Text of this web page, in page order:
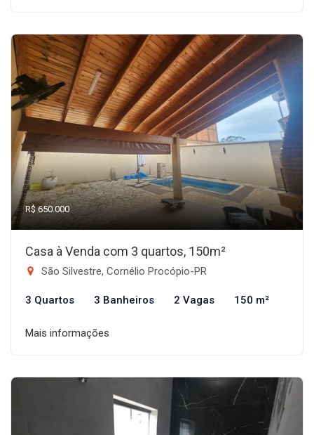
R$ 650.000
Casa à Venda com 3 quartos, 150m²
São Silvestre, Cornélio Procópio-PR
3 Quartos 3 Banheiros 2 Vagas 150 m²
Mais informações